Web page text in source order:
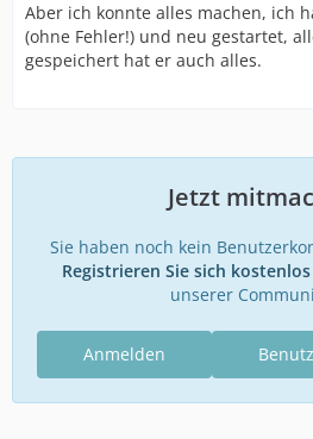
Aber ich konnte alles machen, ich
(ohne Fehler!) und neu gestartet,
gespeichert hat er auch alles.
Jetzt
Sie haben noch kein
Registrieren Sie sich kostenlos
unserer
Anmelden